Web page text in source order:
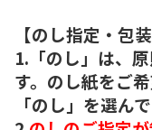
【のし指定・包
1.「のし」は、
す。のし紙をご
「のし」を選ん